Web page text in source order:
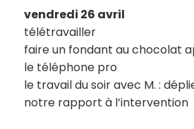
vendredi 26 avril
télétravailler
faire un fondant au chocolat
le téléphone pro
le travail du soir avec M. :
notre rapport à l’intervention